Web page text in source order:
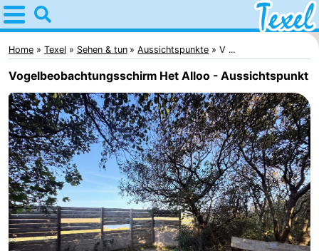
Home
Texel
Tipps
Für
kindern
Dorfer
-
Den
Burg
-
Den
-
Home Texel Sehen & tun Aussichtspunkte V ...
Vogelbeobachtungsschirm Het Alloo - Aussichtspunkt